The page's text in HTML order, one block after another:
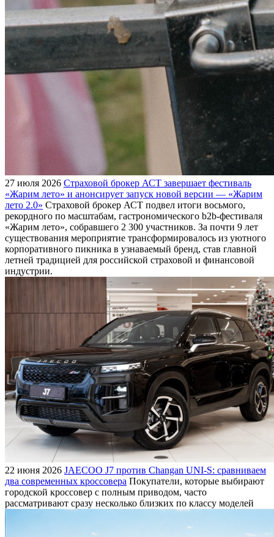
27 июля 2026 Страховой брокер АСТ завершает фестиваль
«Жарим лето» и анонсирует запуск новой версии — «Жарим
лето 2.0» Страховой брокер АСТ подвел итоги восьмого,
рекордного по масштабам, гастрономического b2b-фестиваля
«Жарим лето», собравшего 2 300 участников. За почти 9 лет
существования мероприятие трансформировалось из уютного
корпоративного пикника в узнаваемый бренд, став главной
летней традицией для российской страховой и финансовой
индустрии.
22 июня 2026 JAECOO J7 против Changan UNI-S: сравниваем
два современных кроссовера Покупатели, которые выбирают
городской кроссовер с полным приводом, часто
рассматривают сразу несколько близких по классу моделей